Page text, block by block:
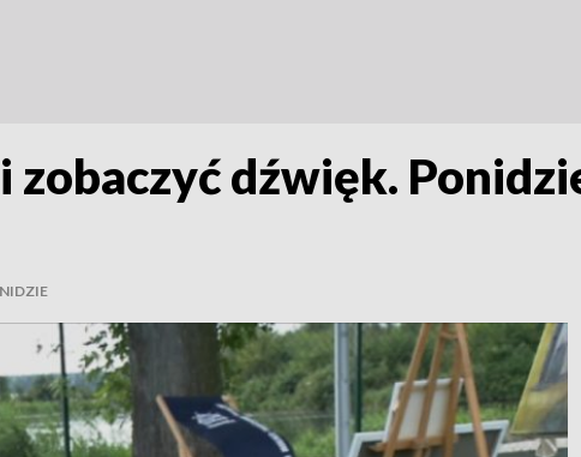
zobaczyć dźwięk.